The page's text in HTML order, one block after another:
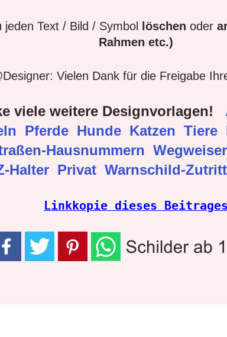
Text / Bild / Symbol löschen oder
Rahmen etc.)
Vielen Dank für die Freigabe
viele weitere Designvorlagen!
Pferde Hunde Katzen Tiere
Hausnummern Wegweiser
Halter Privat Warnschild-
Linkkopie dieses Beitrages